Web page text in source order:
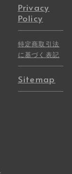
Privacy
Policy
特定商取引法
に基づく表記
Sitemap